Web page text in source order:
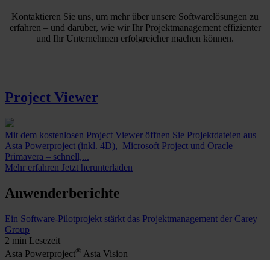
Kontaktieren Sie uns, um mehr über unsere Softwarelösungen zu
erfahren – und darüber, wie wir Ihr Projektmanagement effizienter
und Ihr Unternehmen erfolgreicher machen können.
Project Viewer
Mit dem kostenlosen Project Viewer öffnen Sie Projektdateien aus
Asta Powerproject (inkl. 4D), Microsoft Project und Oracle
Primavera – schnell,...
Mehr erfahren Jetzt herunterladen
Anwenderberichte
Ein Software-Pilotprojekt stärkt das Projektmanagement der Carey
Group
2 min Lesezeit
Asta Powerproject® Asta Vision